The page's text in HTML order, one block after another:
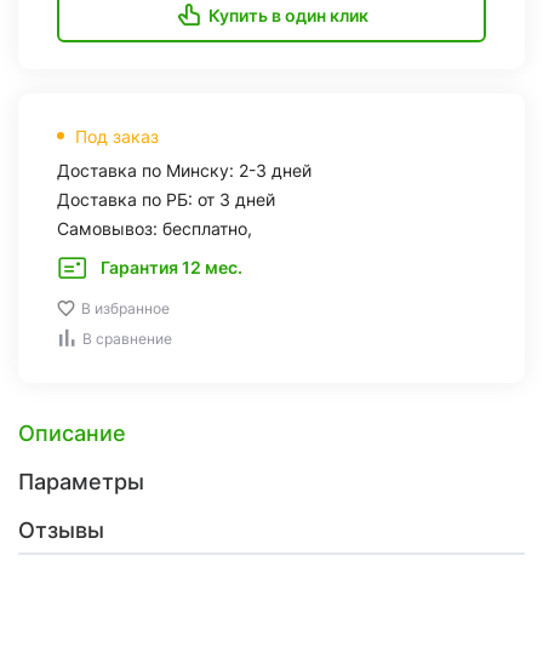
Купить в один клик
Под заказ
Доставка по Минску: 2-3 дней
Доставка по РБ: от 3 дней
Самовывоз: бесплатно,
Гарантия 12 мес.
В избранное
В сравнение
Описание
Параметры
Отзывы